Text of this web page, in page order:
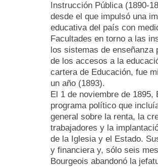
Instrucción Pública (1890-
desde el que impulsó una
educativa del país con
Facultades en torno a las
los sistemas de enseñanza
de los accesos a la
cartera de Educación, fue
un año (1893).
El 1 de noviembre de 1895,
programa político que
general sobre la renta, la
trabajadores y la
de la Iglesia y el Estado.
y financiera y, sólo seis
Bourgeois abandonó la